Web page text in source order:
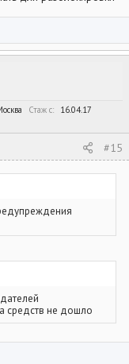
Стаж c
16.04.17
#15
средств не дошло